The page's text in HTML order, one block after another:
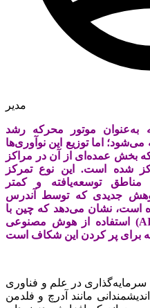
مدیر
به‌عنوان موتور محرکه رشد
اما توزیع این نوآوری‏‏‌ها
بخش عمده‏‏‌ای از آن در مراکز
شده است. این نوع تمرکز
توسعه‏‏‌یافته و کمتر
جدیدی که توسط آندرس
است، نشان می‌دهد که چین با
استفاده از هوش مصنوعی (AI) و روباتیک، در حال یافتن راهی
سرمایه‌گذاری در علم و فناوری (S&T) همواره به عنوان کلید اصلی
مانند آدرچ و فلدمن